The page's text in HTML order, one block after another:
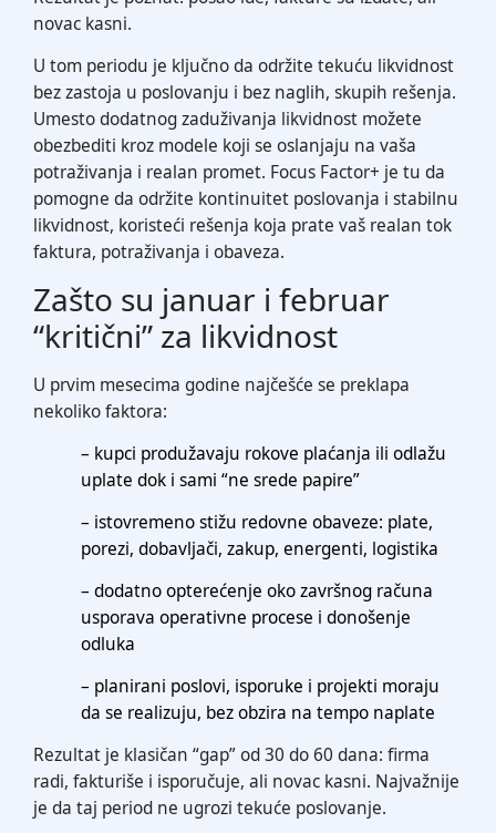
novac kasni.
U tom periodu je ključno da održite tekuću likvidnost
bez zastoja u poslovanju i bez naglih, skupih rešenja.
Umesto dodatnog zaduživanja likvidnost možete
obezbediti kroz modele koji se oslanjaju na vaša
potraživanja i realan promet. Focus Factor+ je tu da
pomogne da održite kontinuitet poslovanja i stabilnu
likvidnost, koristeći rešenja koja prate vaš realan tok
faktura, potraživanja i obaveza.
Zašto su januar i februar
“kritični” za likvidnost
U prvim mesecima godine najčešće se preklapa
nekoliko faktora:
– kupci produžavaju rokove plaćanja ili odlažu
uplate dok i sami “ne srede papire”
– istovremeno stižu redovne obaveze: plate,
porezi, dobavljači, zakup, energenti, logistika
– dodatno opterećenje oko završnog računa
usporava operativne procese i donošenje
odluka
– planirani poslovi, isporuke i projekti moraju
da se realizuju, bez obzira na tempo naplate
Rezultat je klasičan “gap” od 30 do 60 dana: firma
radi, fakturiše i isporučuje, ali novac kasni. Najvažnije
je da taj period ne ugrozi tekuće poslovanje.